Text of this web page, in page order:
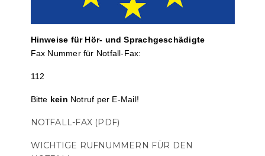
Hinweise für Hör- und Sprach­ge­schä­digte
Fax Nummer für Notfall-Fax:
112
Bitte kein Notruf per E-Mail!
NOTFALL-FAX (PDF)
WICHTIGE RUFNUMMERN FÜR DEN